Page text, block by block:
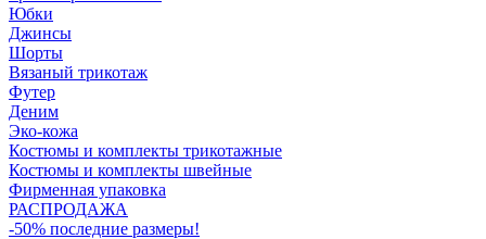
Юбки
Джинсы
Шорты
Вязаный трикотаж
Футер
Деним
Эко-кожа
Костюмы и комплекты трикотажные
Костюмы и комплекты швейные
Фирменная упаковка
РАСПРОДАЖА
-50% последние размеры!